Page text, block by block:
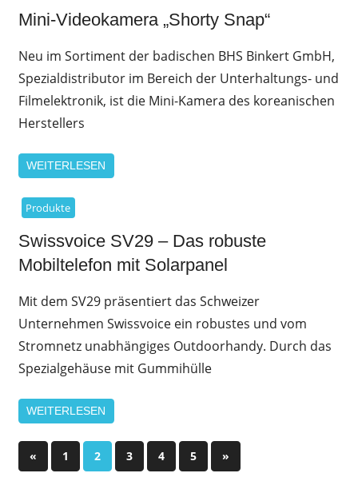
Mini-Videokamera „Shorty Snap“
Neu im Sortiment der badischen BHS Binkert GmbH,
Spezialdistributor im Bereich der Unterhaltungs- und
Filmelektronik, ist die Mini-Kamera des koreanischen
Herstellers
WEITERLESEN
Produkte
Swissvoice SV29 – Das robuste
Mobiltelefon mit Solarpanel
Mit dem SV29 präsentiert das Schweizer
Unternehmen Swissvoice ein robustes und vom
Stromnetz unabhängiges Outdoorhandy. Durch das
Spezialgehäuse mit Gummihülle
WEITERLESEN
Seitennummerierung
«Vorherige
1 2 3 4 5
Nächste
»